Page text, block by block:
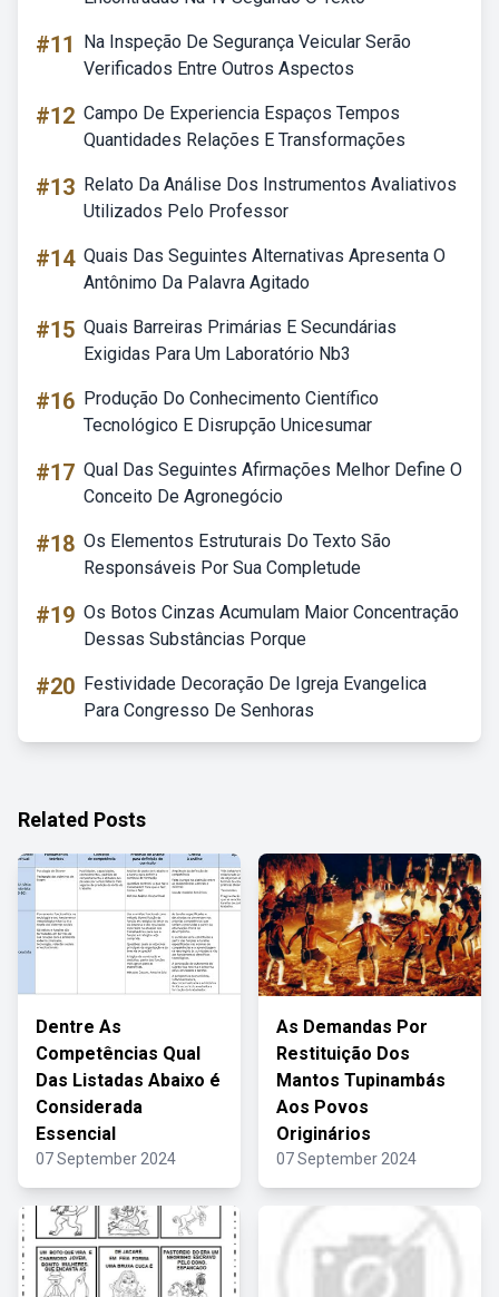
#11
Na Inspeção De Segurança Veicular Serão
Verificados Entre Outros Aspectos
#12 Campo De Experiencia Espaços Tempos
Quantidades Relações E Transformações
#13 Relato Da Análise Dos Instrumentos Avaliativos
Utilizados Pelo Professor
#14 Quais Das Seguintes Alternativas Apresenta O
Antônimo Da Palavra Agitado
#15 Quais Barreiras Primárias E Secundárias
Exigidas Para Um Laboratório Nb3
#16 Produção Do Conhecimento Científico
Tecnológico E Disrupção Unicesumar
#17 Qual Das Seguintes Afirmações Melhor Define O
Conceito De Agronegócio
#18 Os Elementos Estruturais Do Texto São
Responsáveis Por Sua Completude
#19 Os Botos Cinzas Acumulam Maior Concentração
Dessas Substâncias Porque
#20 Festividade Decoração De Igreja Evangelica
Para Congresso De Senhoras
Related Posts
Dentre As
Competências Qual
Das Listadas Abaixo é
Considerada
Essencial
07 September 2024
As Demandas Por
Restituição Dos
Mantos Tupinambás
Aos Povos
Originários
07 September 2024